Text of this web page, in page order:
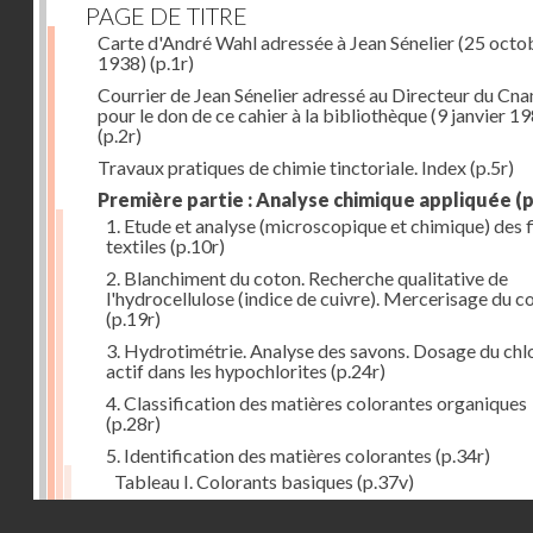
PAGE DE TITRE
Carte d'André Wahl adressée à Jean Sénelier (25
1938) (p.1r)
Courrier de Jean Sénelier adressé au Directeur du
pour le don de ce cahier à la bibliothèque (9 janvier
(p.2r)
Travaux pratiques de chimie tinctoriale. Index(p.5r)
Première partie : Analyse chimique appliquée
1. Etude et analyse (microscopique et chimique) des
textiles (p.10r)
2. Blanchiment du coton. Recherche qualitative de
l'hydrocellulose (indice de cuivre). Mercerisage du
(p.19r)
3. Hydrotimétrie. Analyse des savons. Dosage du
actif dans les hypochlorites (p.24r)
4. Classification des matières colorantes organiques
(p.28r)
5. Identification des matières colorantes (p.34r)
Tableau I. Colorants basiques (p.37v)